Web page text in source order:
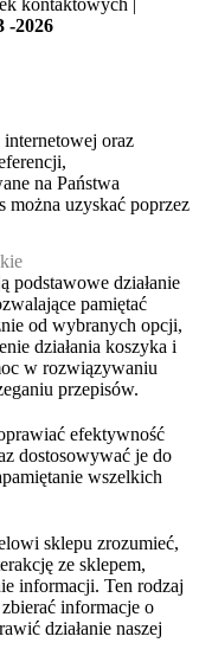
kontaktowych |
-2026
internetowej oraz
na Państwa
można uzyskać poprzez
podstawowe działanie
pamiętać
od wybranych opcji,
działania koszyka i
w rozwiązywaniu
przepisów.
efektywność
dostosowywać je do
wszelkich
sklepu zrozumieć,
ze sklepem,
informacji. Ten rodzaj
informacje o
działanie naszej